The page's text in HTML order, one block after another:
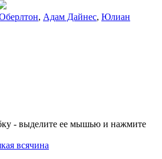
, Адам Дайнес, Юлиан
- выделите ее мышью и нажмите
всячина